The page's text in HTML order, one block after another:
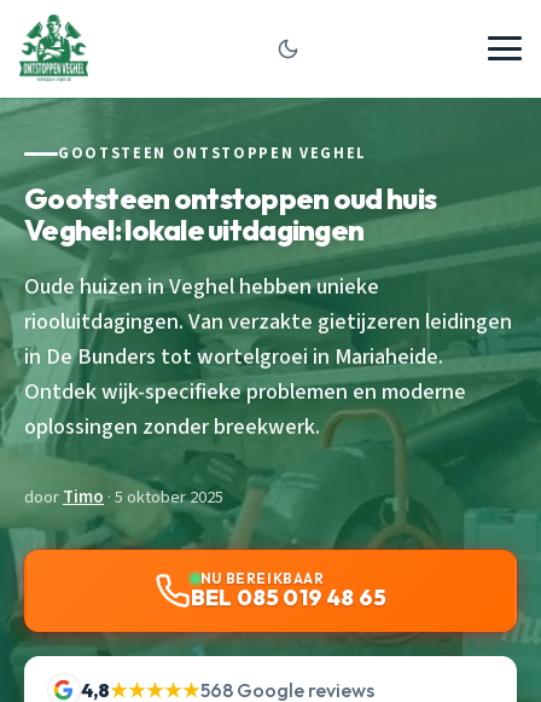
GOOTSTEEN ONTSTOPPEN VEGHEL
Gootsteen ontstoppen oud huis
Veghel: lokale uitdagingen
Oude huizen in Veghel hebben unieke
riooluitdagingen. Van verzakte gietijzeren leidingen
in De Bunders tot wortelgroei in Mariaheide.
Ontdek wijk-specifieke problemen en moderne
oplossingen zonder breekwerk.
doorTimo · 5 oktober 2025
NU BEREIKBAAR
BEL 085 019 48 65
4,8★★★★★568 Google reviews